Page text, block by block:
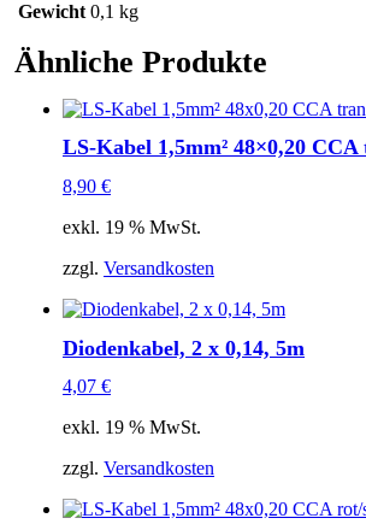
Gewicht 0,1 kg
Ähnliche Produkte
LS-Kabel 1,5mm² 48×0,20
8,90 €
exkl. 19 % MwSt.
zzgl. Versandkosten
Diodenkabel, 2 x 0,14, 5m
4,07 €
exkl. 19 % MwSt.
zzgl. Versandkosten